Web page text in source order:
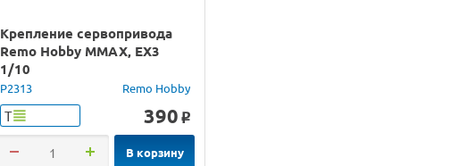
Крепление сервопривода
Remo Hobby MMAX, EX3
1/10
P2313 Remo Hobby
Т 390 o
В корзину